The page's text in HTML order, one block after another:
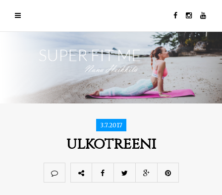
3.7.2017
ulkotreeni